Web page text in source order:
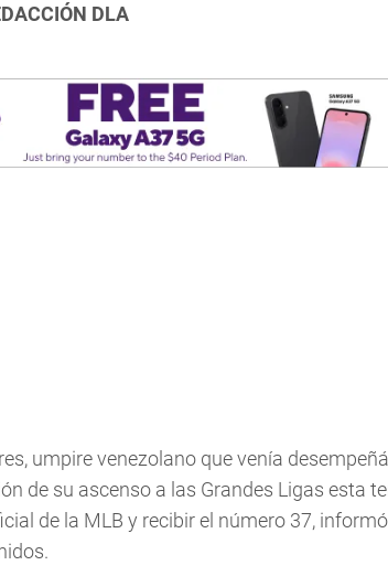
DLA
umpire venezolano que venía
de su ascenso a las Grandes Ligas esta
de la MLB y recibir el número 37,